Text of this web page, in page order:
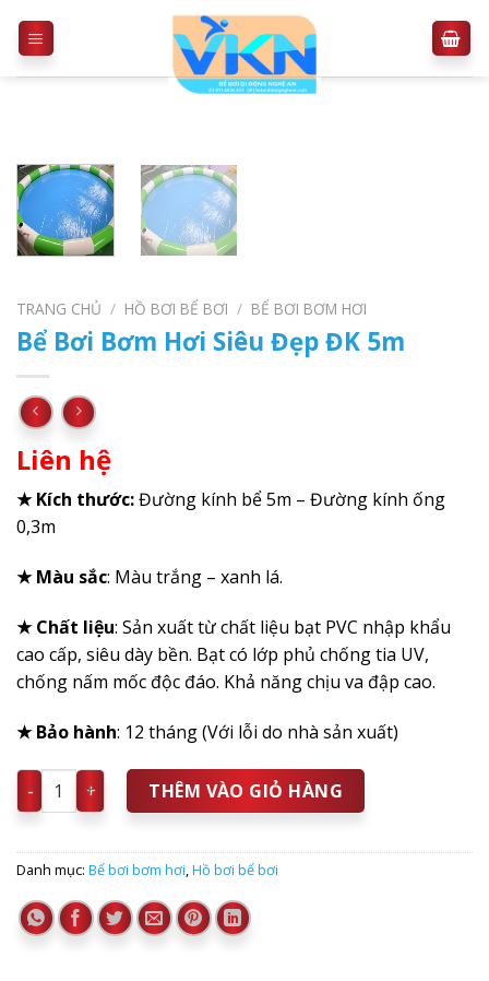
TRANG CHỦ / HỒ BƠI BỂ BƠI / BỂ BƠI BƠM HƠI
Bể Bơi Bơm Hơi Siêu Đẹp ĐK 5m
Liên hệ
★ Kích thước:Đường kính bể 5m – Đường kính ống
0,3m
★ Màu sắc: Màu trắng – xanh lá.
★ Chất liệu: Sản xuất từ chất liệu bạt PVC nhập khẩu
cao cấp, siêu dày bền. Bạt có lớp phủ chống tia UV,
chống nấm mốc độc đáo. Khả năng chịu va đập cao.
★Bảo hành: 12 tháng (Với lỗi do nhà sản xuất)
Bể Bơi Bơm Hơi Siêu Đẹp ĐK 5m số lượng
THÊM VÀO GIỎ HÀNG
Danh mục: Bể bơi bơm hơi,Hồ bơi bể bơi